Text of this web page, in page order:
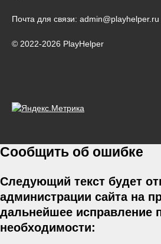
Почта для связи: admin@playhelper.ru
© 2022-2026 PlayHelper
Сообщить об ошибке
Следующий текст будет
администрации сайта на
дальнейшее исправление
необходимости: